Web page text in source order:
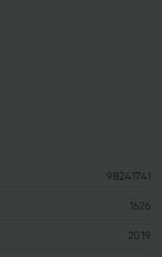
98241741
1626
2019